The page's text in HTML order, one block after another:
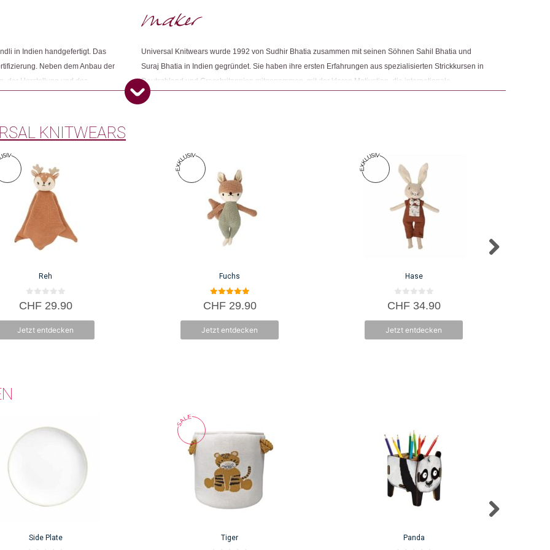
Weitere Produkte shoppen, die diesem Changemaker Kriterium entsprechen:
Dieses Produkt weiterempfehlen:
in Indien handgefertigt. Das
Neben dem Anbau der
der Herstellung und des
Universal Knitwears wurde 1992 von Sudhir Bhatia zusammen mit seinen Söhnen Sahil Bhatia und
Suraj Bhatia in Indien gegründet. Sie haben ihre ersten Erfahrungen aus spezialisierten Strickkursen in
Deutschland und Grossbritannien mitgenommen, mit der klaren Motivation, die internationale
Strickindustrie mit nachhaltigen Weltklasseprodukten zu bedienen. Das Unternehmen ist sich seiner
KNITWEARS
Reh
0
v
5
CHF29.90
Jetzt entdecken
Fuchs
5.00
von 5
CHF29.90
Jetzt entdecken
Hase
0
v
5
CHF34.90
Jetzt entdecken
Side Plate Tiger Panda